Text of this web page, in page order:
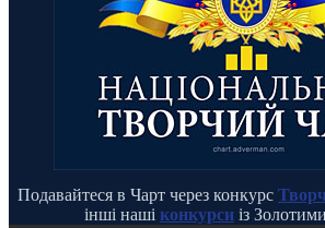
Подавайтеся в Чарт через конкурс
інші наші конкурси із